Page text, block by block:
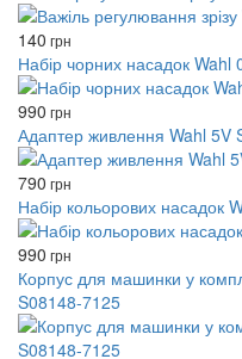
140 грн
Набір чорних насадок
990 грн
Адаптер живлення Wahl 5V
790 грн
Набір кольорових насадок
990 грн
Корпус для машинки у
S08148-7125